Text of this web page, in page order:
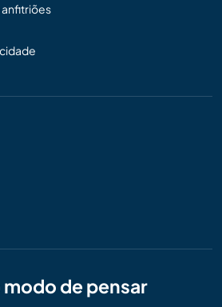
anfitriões
de pensar